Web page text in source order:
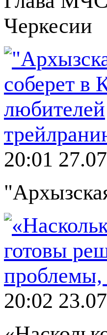
Черкесии
20:01
20:02